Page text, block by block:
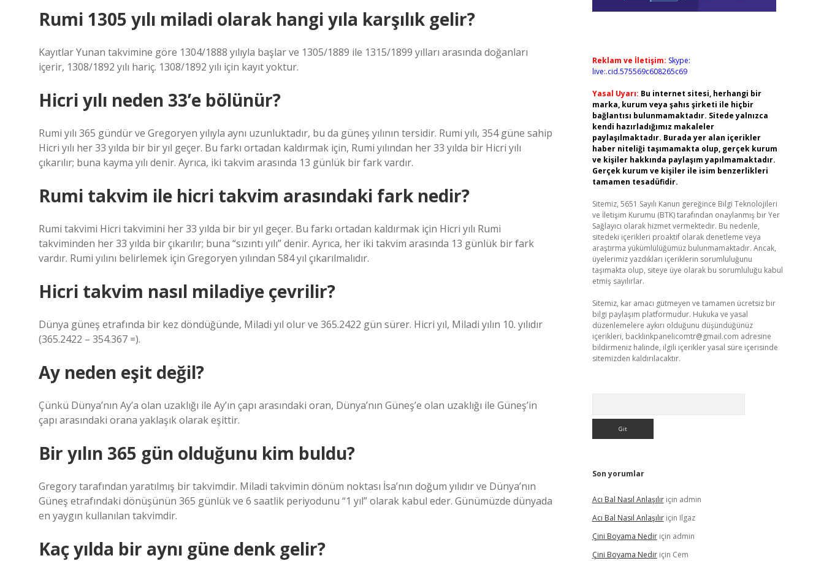
Rumi 1305 yılı miladi olarak hangi yıla karşılık gelir?
Kayıtlar Yunan takvimine göre 1304/1888 yılıyla başlar ve 1305/1889 ile 1315/1899 yılları arasında doğanları
içerir, 1308/1892 yılı hariç. 1308/1892 yılı için kayıt yoktur.
Hicri yılı neden 33’e bölünür?
Rumi yılı 365 gündür ve Gregoryen yılıyla aynı uzunluktadır, bu da güneş yılının tersidir. Rumi yılı, 354 güne sahip
Hicri yılı her 33 yılda bir bir yıl geçer. Bu farkı ortadan kaldırmak için, Rumi yılından her 33 yılda bir Hicri yılı
çıkarılır; buna kayma yılı denir. Ayrıca, iki takvim arasında 13 günlük bir fark vardır.
Rumi takvim ile hicri takvim arasındaki fark nedir?
Rumi takvimi Hicri takvimini her 33 yılda bir bir yıl geçer. Bu farkı ortadan kaldırmak için Hicri yılı Rumi
takviminden her 33 yılda bir çıkarılır; buna “sızıntı yılı” denir. Ayrıca, her iki takvim arasında 13 günlük bir fark
vardır. Rumi yılını belirlemek için Gregoryen yılından 584 yıl çıkarılmalıdır.
Hicri takvim nasıl miladiye çevrilir?
Dünya güneş etrafında bir kez döndüğünde, Miladi yıl olur ve 365.2422 gün sürer. Hicri yıl, Miladi yılın 10. yılıdır
(365.2422 – 354.367 =).
Ay neden eşit değil?
Çünkü Dünya’nın Ay’a olan uzaklığı ile Ay’ın çapı arasındaki oran, Dünya’nın Güneş’e olan uzaklığı ile Güneş’in
çapı arasındaki orana yaklaşık olarak eşittir.
Bir yılın 365 gün olduğunu kim buldu?
Gregory tarafından yaratılmış bir takvimdir. Miladi takvimin dönüm noktası İsa’nın doğum yılıdır ve Dünya’nın
Güneş etrafındaki dönüşünün 365 günlük ve 6 saatlik periyodunu “1 yıl” olarak kabul eder. Günümüzde dünyada
en yaygın kullanılan takvimdir.
Kaç yılda bir aynı güne denk gelir?
Reklam ve İletişim: Skype:
live:.cid.575569c608265c69
Yasal Uyarı: Bu internet sitesi, herhangi bir
marka, kurum veya şahıs şirketi ile hiçbir
bağlantısı bulunmamaktadır. Sitede yalnızca
kendi hazırladığımız makaleler
paylaşılmaktadır. Burada yer alan içerikler
haber niteliği taşımamakta olup, gerçek kurum
ve kişiler hakkında paylaşım yapılmamaktadır.
Gerçek kurum ve kişiler ile isim benzerlikleri
tamamen tesadüfidir.
Sitemiz, 5651 Sayılı Kanun gereğince Bilgi Teknolojileri
ve İletişim Kurumu (BTK) tarafından onaylanmış bir Yer
Sağlayıcı olarak hizmet vermektedir. Bu nedenle,
sitedeki içerikleri proaktif olarak denetleme veya
araştırma yükümlülüğümüz bulunmamaktadır. Ancak,
üyelerimiz yazdıkları içeriklerin sorumluluğunu
taşımakta olup, siteye üye olarak bu sorumluluğu kabul
etmiş sayılırlar.
Sitemiz, kar amacı gütmeyen ve tamamen ücretsiz bir
bilgi paylaşım platformudur. Hukuka ve yasal
düzenlemelere aykırı olduğunu düşündüğünüz
içerikleri, backlinkpanelicomtr@gmail.com adresine
bildirmeniz halinde, ilgili içerikler yasal süre içerisinde
sitemizden kaldırılacaktır.
Son yorumlar
Acı Bal Nasıl Anlaşılıriçin admin
Acı Bal Nasıl Anlaşılıriçin Ilgaz
Çini Boyama Nediriçin admin
Çini Boyama Nediriçin Cem